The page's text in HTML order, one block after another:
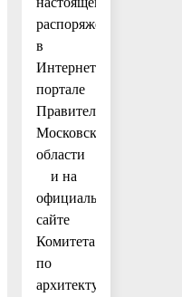
распоряжения
в
Интернет-
портале
Правительства
Московской
области
и на
официальном
сайте
Комитета
по
архитектуре